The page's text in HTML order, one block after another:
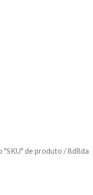
"SKU" de produto / 8d8da